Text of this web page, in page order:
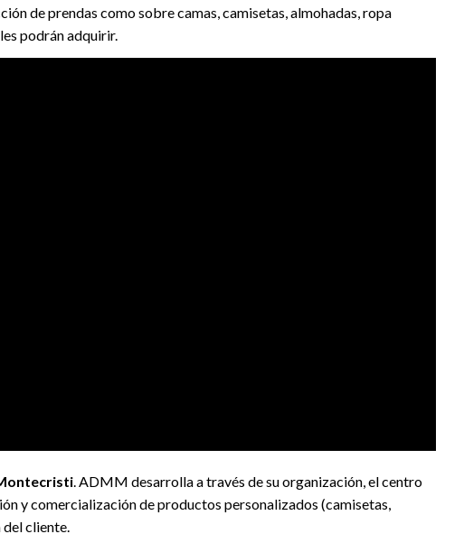
de prendas como sobre camas, camisetas, almohadas, ropa
podrán adquirir.
. ADMM desarrolla a través de su organización, el centro
y comercialización de productos personalizados (camisetas,
del cliente.